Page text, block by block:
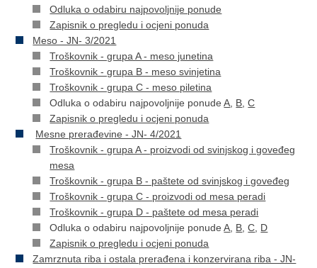
Odluka o odabiru najpovoljnije ponude
Zapisnik o pregledu i ocjeni ponuda
Meso - JN- 3/2021
Troškovnik - grupa A - meso junetina
Troškovnik - grupa B - meso svinjetina
Troškovnik - grupa C - meso piletina
Odluka o odabiru najpovoljnije ponudeA B ,C
Zapisnik o pregledu i ocjeni ponuda
Mesne prerađevine - JN- 4/2021
Troškovnik - grupa A - proizvodi od svinjskog i goveđeg
mesa
Troškovnik - grupa B - paštete od svinjskog i goveđeg
Troškovnik - grupa C - proizvodi od mesa peradi
Troškovnik - grupa D - paštete od mesa peradi
Odluka o odabiru najpovoljnije ponudeA B ,C D
Zapisnik o pregledu i ocjeni ponuda
Zamrznuta riba i ostala prerađena i konzervirana riba - JN-